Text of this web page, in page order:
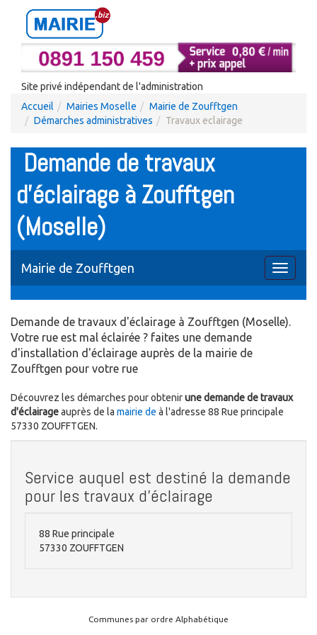
Site privé indépendant de l'administration
Accueil
Mairies Moselle
Mairie de Zoufftgen
Démarches administratives
Travaux eclairage
Demande de travaux
d'éclairage à Zoufftgen
(Moselle)
Toggle
Mairie de Zoufftgen
Demande de travaux d'éclairage à Zoufftgen (Moselle).
Votre rue est mal éclairée ? faites une demande
d'installation d'éclairage auprès de la mairie de
Zoufftgen pour votre rue
Découvrez les démarches pour obtenirune demande de travaux
d'éclairageauprès de la mairie de à l'adresse 88 Rue principale
57330 ZOUFFTGEN.
Service auquel est destiné la demande
pour les travaux d'éclairage
88 Rue principale
57330 ZOUFFTGEN
Communes par ordre Alphabétique